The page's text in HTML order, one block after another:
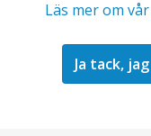
Läs mer om